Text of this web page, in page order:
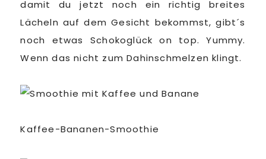
damit du jetzt noch ein richtig breites
Lächeln auf dem Gesicht bekommst, gibt´s
noch etwas Schokoglück on top. Yummy.
Wenn das nicht zum Dahinschmelzen klingt.
Kaffee-Bananen-Smoothie